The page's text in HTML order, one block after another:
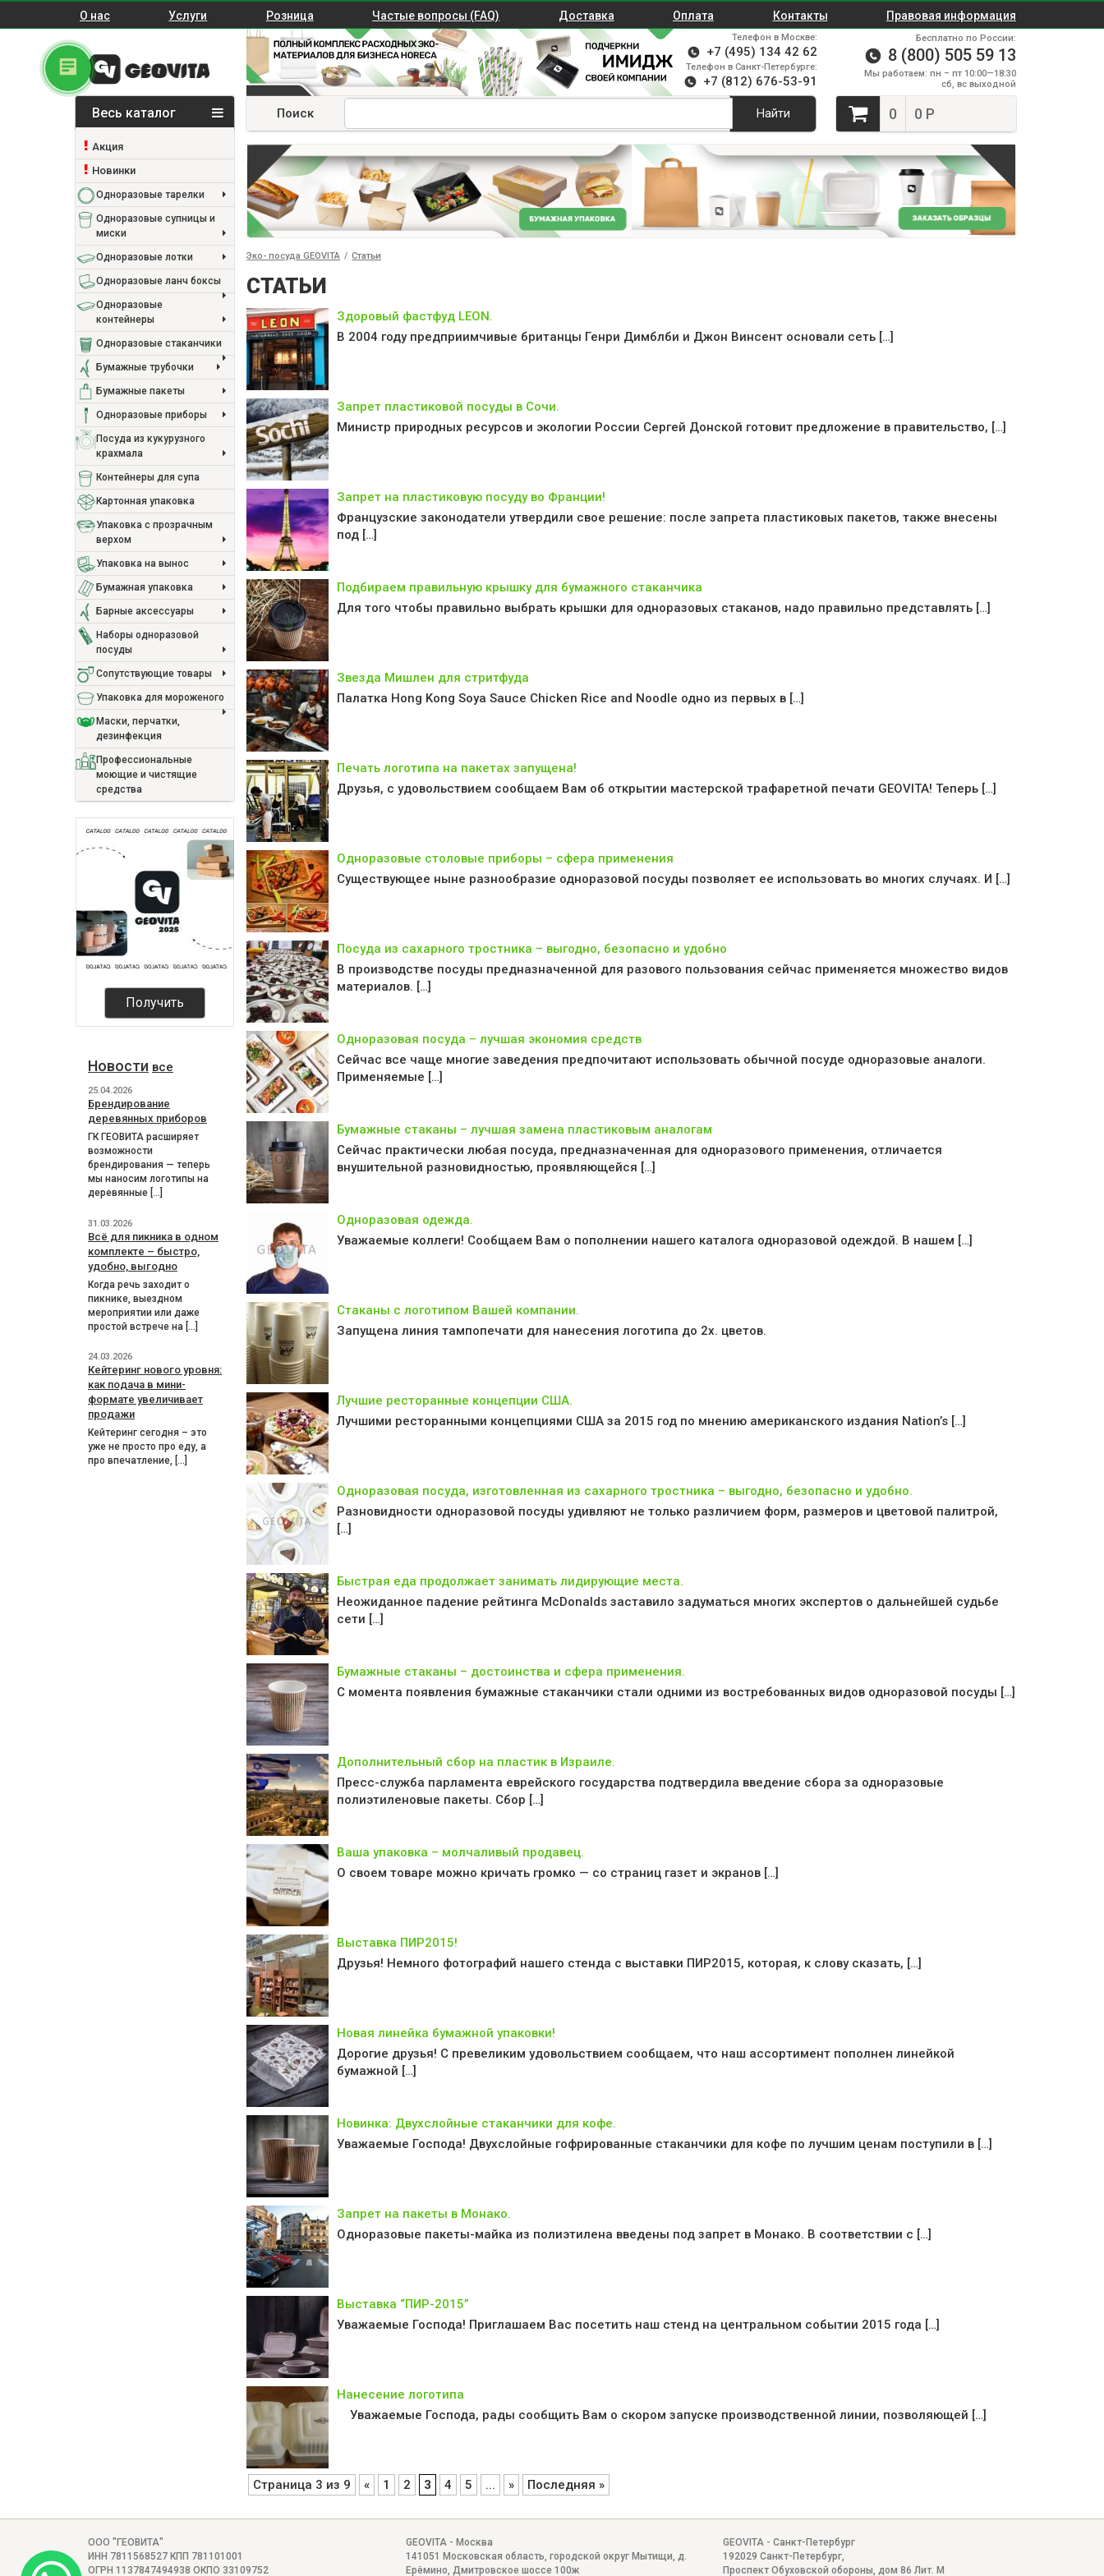
О нас Услуги Розница Частые вопросы (FAQ) Доставка Оплата Контакты Правовая информация
Телефон в Москве:
+7 (495) 134 42 62
Телефон в Санкт-Петербурге:
+7 (812) 676-53-91
Бесплатно по России:
8 (800) 505 59 13
Мы работаем: пн – пт 10:00—18:30
сб, вс выходной
Весь каталог Поиск Найти 0 0 Р
Акция
Новинки
Одноразовые тарелки
Одноразовые супницы и
миски
Одноразовые лотки
Одноразовые ланч боксы
Одноразовые
контейнеры
Одноразовые стаканчики
Бумажные трубочки
Бумажные пакеты
Одноразовые приборы
Посуда из кукурузного
крахмала
Контейнеры для супа
Картонная упаковка
Упаковка с прозрачным
верхом
Упаковка на вынос
Бумажная упаковка
Барные аксессуары
Наборы одноразовой
посуды
Сопутствующие товары
Упаковка для мороженого
Маски, перчатки,
дезинфекция
Профессиональные
моющие и чистящие
средства
Получить
Новости все
25.04.2026
Брендирование
деревянных приборов
ГК ГЕОВИТА расширяет
возможности
брендирования — теперь
мы наносим логотипы на
деревянные […]
31.03.2026
Всё для пикника в одном
комплекте – быстро,
удобно, выгодно
Когда речь заходит о
пикнике, выездном
мероприятии или даже
простой встрече на […]
24.03.2026
Кейтеринг нового уровня:
как подача в мини-
формате увеличивает
продажи
Кейтеринг сегодня – это
уже не просто про еду, а
про впечатление, […]
Эко- посуда GEOVITA / Статьи
СТАТЬИ
Здоровый фастфуд LEON.
В 2004 году предприимчивые британцы Генри Димблби и Джон Винсент основали сеть […]
Запрет пластиковой посуды в Сочи.
Министр природных ресурсов и экологии России Сергей Донской готовит предложение в правительство, […]
Запрет на пластиковую посуду во Франции!
Французские законодатели утвердили свое решение: после запрета пластиковых пакетов, также внесены
под […]
Подбираем правильную крышку для бумажного стаканчика
Для того чтобы правильно выбрать крышки для одноразовых стаканов, надо правильно представлять […]
Звезда Мишлен для стритфуда
Палатка Hong Kong Soya Sauce Chicken Rice and Noodle одно из первых в […]
Печать логотипа на пакетах запущена!
Друзья, с удовольствием сообщаем Вам об открытии мастерской трафаретной печати GEOVITA! Теперь […]
Одноразовые столовые приборы – сфера применения
Существующее ныне разнообразие одноразовой посуды позволяет ее использовать во многих случаях. И […]
Посуда из сахарного тростника – выгодно, безопасно и удобно
В производстве посуды предназначенной для разового пользования сейчас применяется множество видов
материалов. […]
Одноразовая посуда – лучшая экономия средств
Сейчас все чаще многие заведения предпочитают использовать обычной посуде одноразовые аналоги.
Применяемые […]
Бумажные стаканы – лучшая замена пластиковым аналогам
Сейчас практически любая посуда, предназначенная для одноразового применения, отличается
внушительной разновидностью, проявляющейся […]
Одноразовая одежда.
Уважаемые коллеги! Сообщаем Вам о пополнении нашего каталога одноразовой одеждой. В нашем […]
Стаканы с логотипом Вашей компании.
Запущена линия тампопечати для нанесения логотипа до 2х. цветов.
Лучшие ресторанные концепции США.
Лучшими ресторанными концепциями США за 2015 год по мнению американского издания Nation’s […]
Одноразовая посуда, изготовленная из сахарного тростника – выгодно, безопасно и удобно.
Разновидности одноразовой посуды удивляют не только различием форм, размеров и цветовой палитрой,
[…]
Быстрая еда продолжает занимать лидирующие места.
Неожиданное падение рейтинга McDonalds заставило задуматься многих экспертов о дальнейшей судьбе
сети […]
Бумажные стаканы – достоинства и сфера применения.
С момента появления бумажные стаканчики стали одними из востребованных видов одноразовой посуды […]
Дополнительный сбор на пластик в Израиле.
Пресс-служба парламента еврейского государства подтвердила введение сбора за одноразовые
полиэтиленовые пакеты. Сбор […]
Ваша упаковка – молчаливый продавец.
О своем товаре можно кричать громко — со страниц газет и экранов […]
Выставка ПИР2015!
Друзья! Немного фотографий нашего стенда с выставки ПИР2015, которая, к слову сказать, […]
Новая линейка бумажной упаковки!
Дорогие друзья! С превеликим удовольствием сообщаем, что наш ассортимент пополнен линейкой
бумажной […]
Новинка: Двухслойные стаканчики для кофе.
Уважаемые Господа! Двухслойные гофрированные стаканчики для кофе по лучшим ценам поступили в […]
Запрет на пакеты в Монако.
Одноразовые пакеты-майка из полиэтилена введены под запрет в Монако. В соответствии с […]
Выставка “ПИР-2015”
Уважаемые Господа! Приглашаем Вас посетить наш стенд на центральном событии 2015 года […]
Нанесение логотипа
Уважаемые Господа, рады сообщить Вам о скором запуске производственной линии, позволяющей […]
Страница 3 из 9 « 1 2 3 4 5 ... » Последняя »
ООО "ГЕОВИТА"
ИНН 7811568527 КПП 781101001
ОГРН 1137847494938 ОКПО 33109752
GEOVITA - Москва
141051
Московская область, городской округ Мытищи, д.
Ерёмино, Дмитровское шоссе 100ж
GEOVITA - Санкт-Петербург
192029 Санкт-Петербург,
Проспект Обуховской обороны, дом 86 Лит. М